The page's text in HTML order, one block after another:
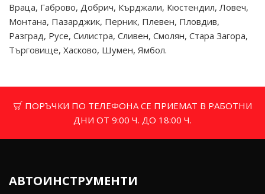
Враца, Габрово, Добрич, Кърджали, Кюстендил, Ловеч,
Монтана, Пазарджик, Перник, Плевен, Пловдив,
Разград, Русе, Силистра, Сливен, Смолян, Стара Загора,
Търговище, Хасково, Шумен, Ямбол.
ПОРЪЧКИ ПО ТЕЛЕФОНА СЕ ПРИЕМАТ В РАБОТНИ
ДНИ ОТ 9:00 Ч. ДО 18:00 Ч.
АВТОИНСТРУМЕНТИ